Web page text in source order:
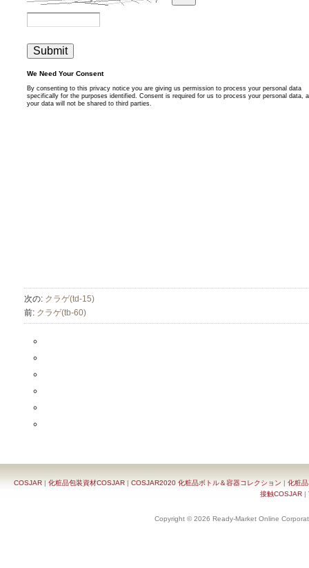
次の: クラゲ(td-15)
前: クラゲ(tb-60)
COSJAR | 化粧品包装資材COSJAR | COSJAR2020 化粧品ボトル＆容器コレクション | 化粧
接触COSJAR|
Copyright © 2026 Ready-Market Online